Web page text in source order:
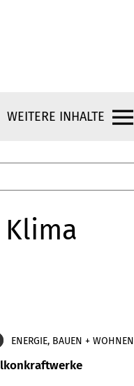
WEITERE INHALTE
ENERGIE, BAUEN + WOHNEN